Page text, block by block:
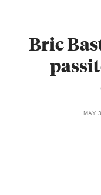
Bric
MAY